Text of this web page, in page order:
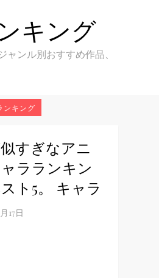
キング
ンル別おすすめ作品、
ンキング
すぎなアニ
ラランキン
ト5。 キャラ